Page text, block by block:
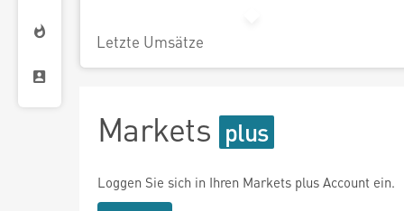
Letzte Umsätze
Markets
Loggen Sie sich in Ihren Markets plus Account ein.